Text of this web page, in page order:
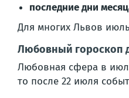
последние дни
Для многих Львов
Любовный гороскоп
Любовная сфера в
то после 22 июля